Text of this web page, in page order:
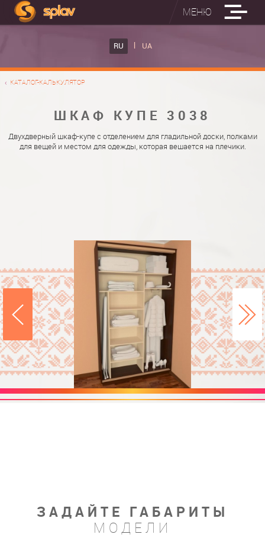
МЕНЮ
RU UA
КАТАЛОГ-КАЛЬКУЛЯТОР
ШКАФ КУПЕ 3038
Двухдверный шкаф-купе с отделением для гладильной доски, полками
для вещей и местом для одежды, которая вешается на плечики.
ЗАДАЙТЕ ГАБАРИТЫ
МОДЕЛИ
ВСТРОЕННЫЕ ГЛАДИЛЬНЫЕ ДОСКИ
НАСТЕННАЯ ГЛАДИЛЬНАЯ ДОСКА "РУСАЛКА"
ФОТО ШКАФОВ КУПЕ
МАТЕРИАЛЫ
ФУРНИТУРА
О НАС